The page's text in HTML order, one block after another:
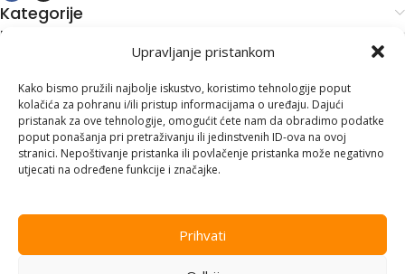
Upravljanje pristankom
Kako bismo pružili najbolje iskustvo, koristimo tehnologije poput
kolačića za pohranu i/ili pristup informacijama o uređaju. Dajući
pristanak za ove tehnologije, omogućit ćete nam da obradimo podatke
poput ponašanja pri pretraživanju ili jedinstvenih ID-ova na ovoj
stranici. Nepoštivanje pristanka ili povlačenje pristanka može negativno
utjecati na određene funkcije i značajke.
Prihvati
Kategorije
Kupovina i podrška
Kontakt informacije
Branilaca Bosne, 75 300 Lukavac
+387 35 555 999
info@pconer.ba